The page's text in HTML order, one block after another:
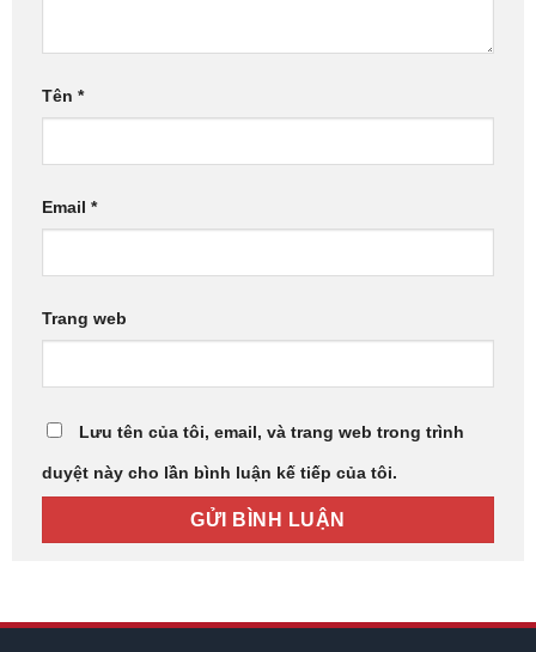
Tên *
Email *
Trang web
Lưu tên của tôi, email, và trang web trong trình
duyệt này cho lần bình luận kế tiếp của tôi.